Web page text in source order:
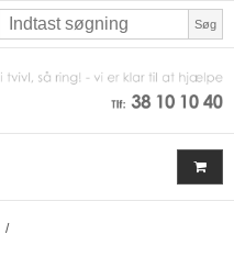
Søg
/